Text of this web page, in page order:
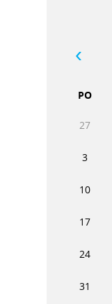
PO
27
3
10
17
24
31